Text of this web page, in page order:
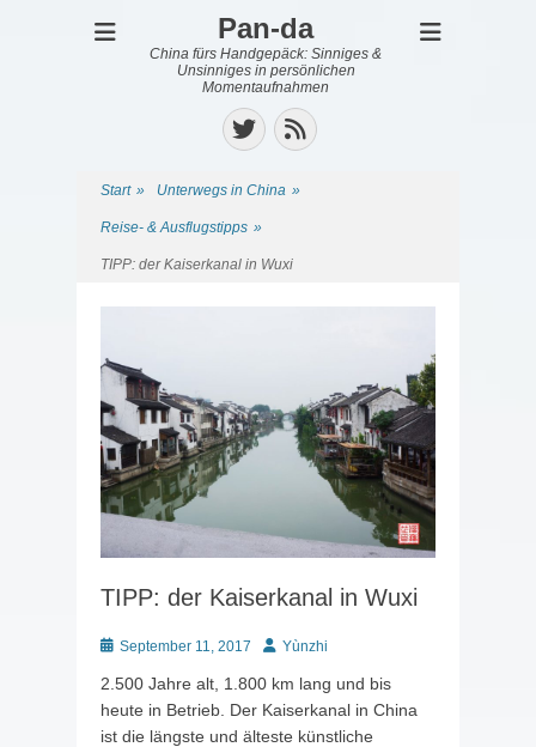
Pan-da
China fürs Handgepäck: Sinniges &
Unsinniges in persönlichen
Momentaufnahmen
Twitter
Feed
Start » Unterwegs in China »
Reise- & Ausflugstipps »
TIPP: der Kaiserkanal in Wuxi
TIPP: der Kaiserkanal in Wuxi
Posted
September 11, 2017 AutorYùnzhi
2.500 Jahre alt, 1.800 km lang und bis
heute in Betrieb. Der Kaiserkanal in China
ist die längste und älteste künstliche